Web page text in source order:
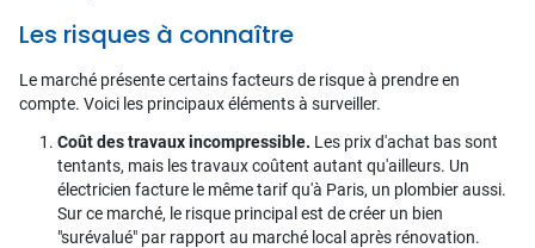
Les risques à connaître
Le marché présente certains facteurs de risque à prendre en
compte. Voici les principaux éléments à surveiller.
Coût des travaux incompressible. Les prix d'achat bas sont
tentants, mais les travaux coûtent autant qu'ailleurs. Un
électricien facture le même tarif qu'à Paris, un plombier aussi.
Sur ce marché, le risque principal est de créer un bien
"surévalué" par rapport au marché local après rénovation.